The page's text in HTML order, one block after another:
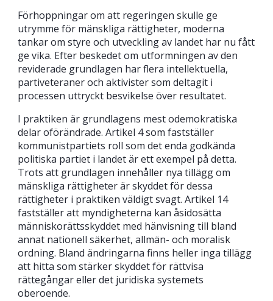
Förhoppningar om att regeringen skulle ge
utrymme för mänskliga rättigheter, moderna
tankar om styre och utveckling av landet har nu fått
ge vika. Efter beskedet om utformningen av den
reviderade grundlagen har flera intellektuella,
partiveteraner och aktivister som deltagit i
processen uttryckt besvikelse över resultatet.
I praktiken är grundlagens mest odemokratiska
delar oförändrade. Artikel 4 som fastställer
kommunistpartiets roll som det enda godkända
politiska partiet i landet är ett exempel på detta.
Trots att grundlagen innehåller nya tillägg om
mänskliga rättigheter är skyddet för dessa
rättigheter i praktiken väldigt svagt. Artikel 14
fastställer att myndigheterna kan åsidosätta
människorättsskyddet med hänvisning till bland
annat nationell säkerhet, allmän- och moralisk
ordning. Bland ändringarna finns heller inga tillägg
att hitta som stärker skyddet för rättvisa
rättegångar eller det juridiska systemets
oberoende.